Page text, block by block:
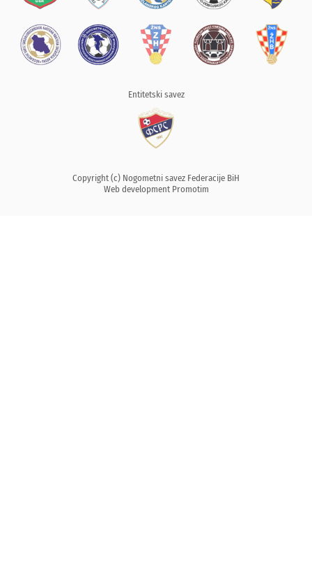
Entitetski savez
Copyright (c) Nogometni savez Federacije BiH
Web development Promotim